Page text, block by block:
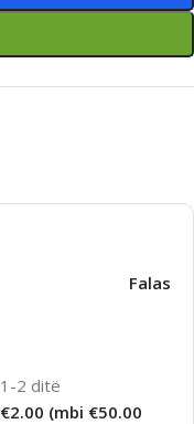
Falas
1-2 ditë
€2.00 (mbi €50.00